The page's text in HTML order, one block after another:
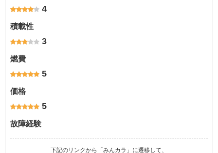
4
積載性
3
燃費
5
価格
5
故障経験
下記のリンクから「みんカラ」に遷移して、